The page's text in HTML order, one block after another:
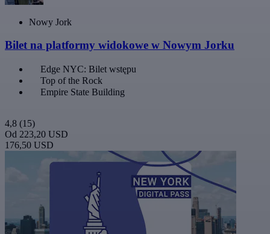
Nowy Jork
Bilet na platformy widokowe w Nowym Jorku
Edge NYC: Bilet wstępu
Top of the Rock
Empire State Building
4,8 (15)
Od 223,20 USD
176,50 USD